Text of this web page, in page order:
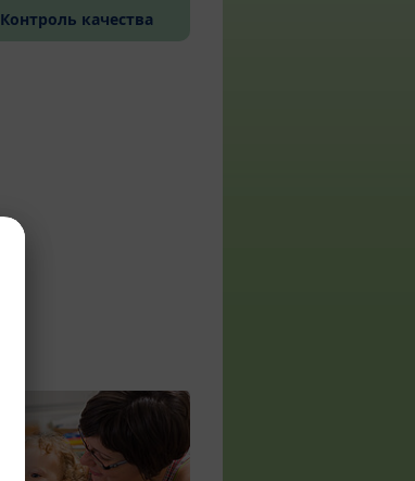
Контроль качества